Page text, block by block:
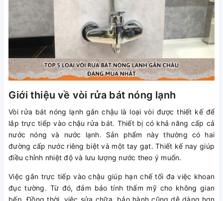
Giới thiệu về vòi rửa bát nóng lạnh
Vòi rửa bát nóng lạnh gắn chậu là loại vòi được thiết kế để
lắp trực tiếp vào chậu rửa bát. Thiết bị có khả năng cấp cả
nước nóng và nước lạnh. Sản phẩm này thường có hai
đường cấp nước riêng biệt và một tay gạt. Thiết kế nay giúp
điều chỉnh nhiệt độ và lưu lượng nước theo ý muốn.
Việc gắn trực tiếp vào chậu giúp hạn chế tối đa việc khoan
đục tường. Từ đó, đảm bảo tính thẩm mỹ cho không gian
bếp. Đồng thời, việc sửa chữa, bảo hành cũng dễ dàng hơn